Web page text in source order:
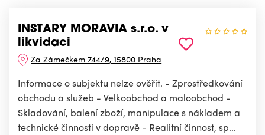
INSTARY MORAVIA s.r.o. v
likvidaci
Za Zámečkem 744/9, 15800 Praha
Informace o subjektu nelze ověřit. - Zprostředkování
obchodu a služeb - Velkoobchod a maloobchod -
Skladování, balení zboží, manipulace s nákladem a
technické činnosti v dopravě - Realitní činnost, sp...